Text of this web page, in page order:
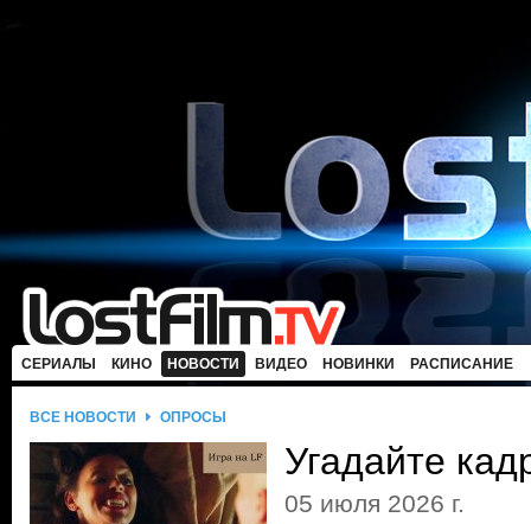
СЕРИАЛЫ КИНО НОВОСТИ ВИДЕО НОВИНКИ РАСПИСАНИЕ
ВСЕ НОВОСТИ ОПРОСЫ
Угадайте
05 июля 2026 г.